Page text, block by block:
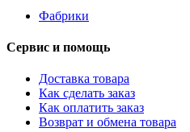
Фабрики
Сервис и помощь
Доставка товара
Как сделать заказ
Как оплатить заказ
Возврат и обмена товара